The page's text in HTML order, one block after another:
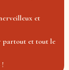
et
partout et tout le